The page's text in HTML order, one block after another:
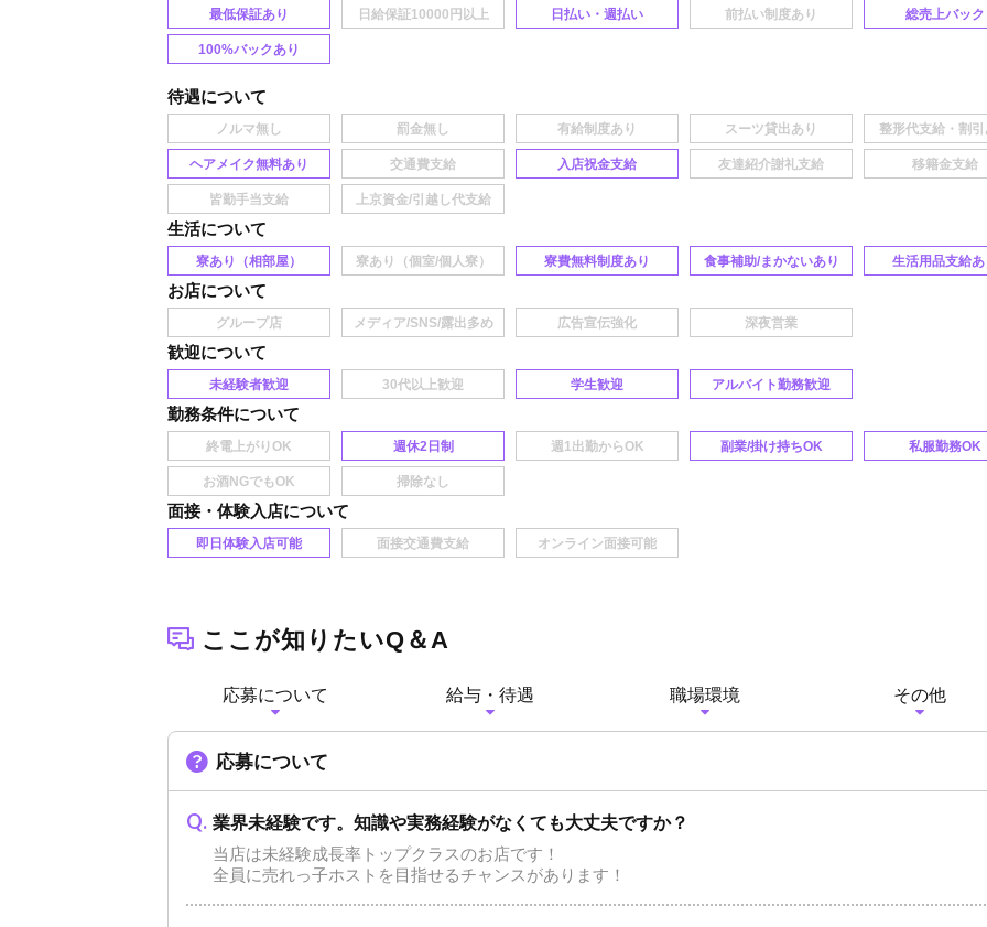
最低保証あり 日払い・週払い 総売上バック
100%バックあり
待遇
ヘアメイク無料あり 入店祝金支給
生活
寮あり（相部屋） 寮費無料制度あり 食事補助/まかないあり 生活用品支給
お店
歓迎
未経験者歓迎 学生歓迎 アルバイト勤務歓迎
勤務条件
週休2日制 副業/掛け持ちOK 私服勤務OK
面接・体験入店
即日体験入店可能
ここが知りたいQ＆A
応募について 給与・待遇 職場環境 その他
応募について
業界未経験です。知識や実務経験がなくても大丈夫ですか？
当店は未経験成長率トップクラスのお店です！
全員に売れっ子ホストを目指せるチャンスがあります！